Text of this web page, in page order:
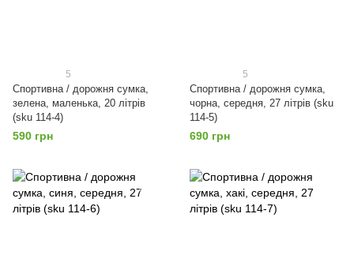
5
Спортивна / дорожня сумка,
зелена, маленька, 20 літрів
(sku 114-4)
590 грн
5
Спортивна / дорожня сумка,
чорна, середня, 27 літрів (sku
114-5)
690 грн